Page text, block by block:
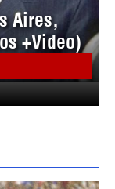
Aires,
+Video)